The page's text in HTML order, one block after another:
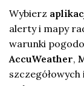
Wybierz
alerty i mapy
warunki
AccuWeather,